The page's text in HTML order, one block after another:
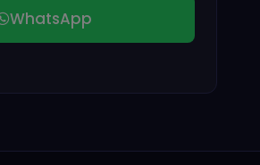
WhatsApp